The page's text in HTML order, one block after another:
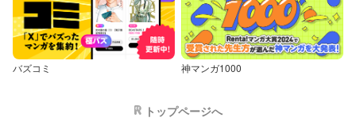
バズコミ 神マンガ1000
トップページへ